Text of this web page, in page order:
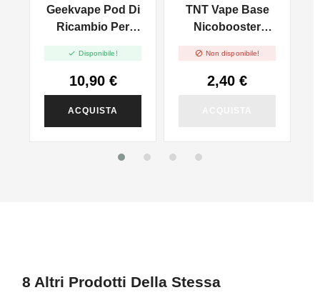
MTL
Geekvape Pod Di
Ricambio Per
4pz
 Disponibile!
10,90 €
ACQUISTA
TNT Vape Base
Nicobooster
 Non disponibile!
2,40 €
8 Altri Prodotti Della Stessa